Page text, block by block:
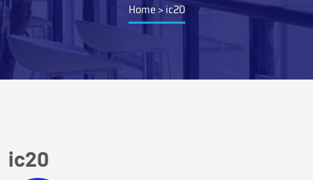
Home > ic20
ic20